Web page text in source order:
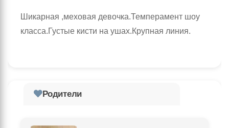
Шикарная ,меховая девочка.Темперамент шоу
класса.Густые кисти на ушах.Крупная линия.
Родители